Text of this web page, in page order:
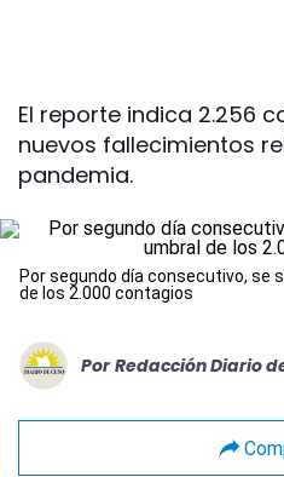
El reporte indica 2.256
nuevos fallecimientos
pandemia.
Por segundo día consecutivo, se
de los 2.000 contagios
Por Redacción Diario